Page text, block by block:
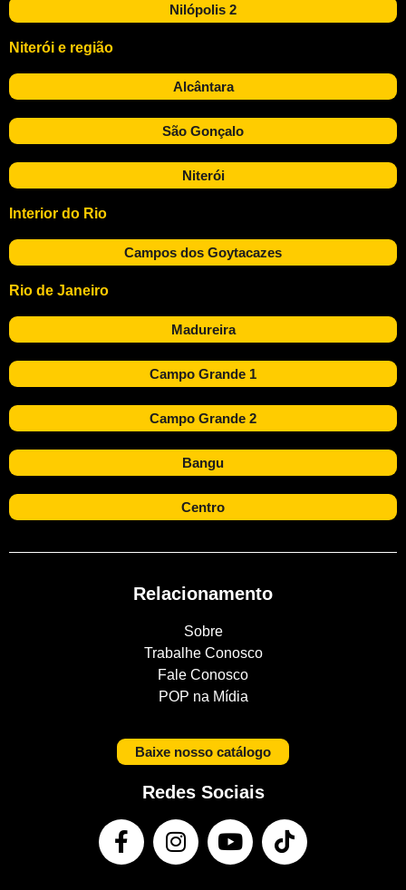
Nilópolis 2
Niterói e região
Alcântara
São Gonçalo
Niterói
Interior do Rio
Campos dos Goytacazes
Rio de Janeiro
Madureira
Campo Grande 1
Campo Grande 2
Bangu
Centro
Relacionamento
Sobre
Trabalhe Conosco
Fale Conosco
POP na Mídia
Baixe nosso catálogo
Redes Sociais